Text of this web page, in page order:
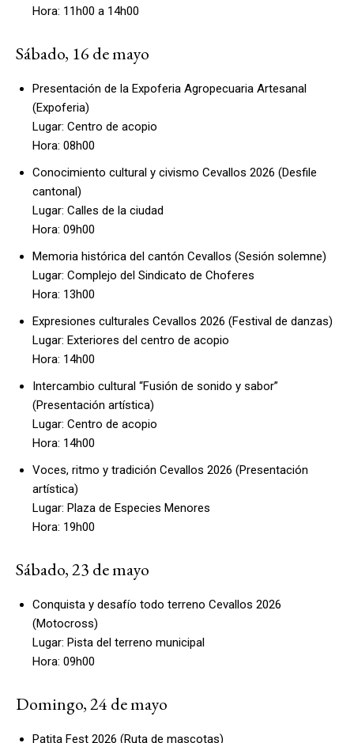
Hora: 11h00 a 14h00
Sábado, 16 de mayo
Presentación de la Expoferia Agropecuaria Artesanal
(Expoferia)
Lugar: Centro de acopio
Hora: 08h00
Conocimiento cultural y civismo Cevallos 2026 (Desfile
cantonal)
Lugar: Calles de la ciudad
Hora: 09h00
Memoria histórica del cantón Cevallos (Sesión solemne)
Lugar: Complejo del Sindicato de Choferes
Hora: 13h00
Expresiones culturales Cevallos 2026 (Festival de danzas)
Lugar: Exteriores del centro de acopio
Hora: 14h00
Intercambio cultural “Fusión de sonido y sabor”
(Presentación artística)
Lugar: Centro de acopio
Hora: 14h00
Voces, ritmo y tradición Cevallos 2026 (Presentación
artística)
Lugar: Plaza de Especies Menores
Hora: 19h00
Sábado, 23 de mayo
Conquista y desafío todo terreno Cevallos 2026
(Motocross)
Lugar: Pista del terreno municipal
Hora: 09h00
Domingo, 24 de mayo
Patita Fest 2026 (Ruta de mascotas)